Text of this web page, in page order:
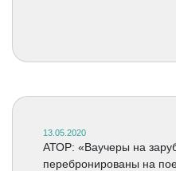
13.05.2020
АТОР: «Ваучеры на
перебронированы на